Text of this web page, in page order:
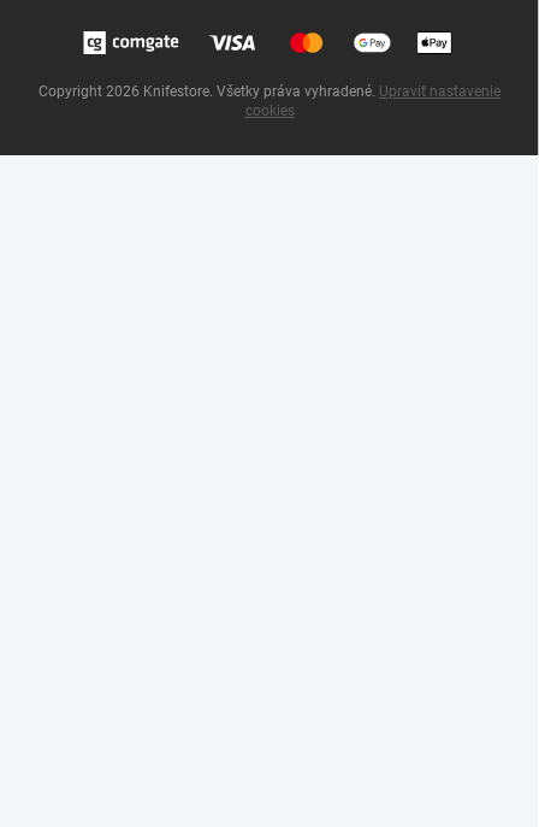
Copyright 2026 Knifestore . Všetky práva vyhradené. Upraviť nastavenie
cookies